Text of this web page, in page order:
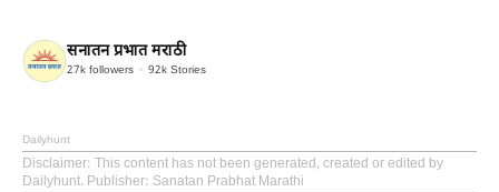
सनातन प्रभात मराठी
27k followers 92k Stories
Dailyhunt
Disclaimer: This content has not been generated, created or edited by
Dailyhunt. Publisher: Sanatan Prabhat Marathi